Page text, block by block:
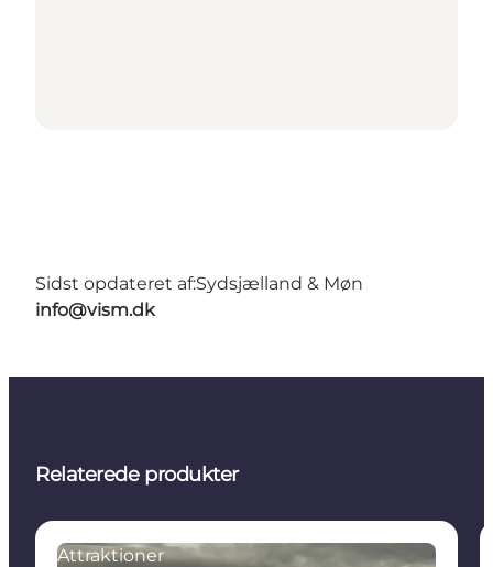
Sidst opdateret af:Sydsjælland & Møn
info@vism.dk
Relaterede produkter
Attraktioner